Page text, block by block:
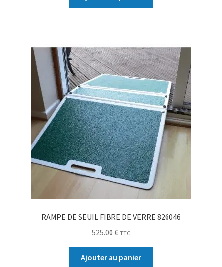
RAMPE DE SEUIL FIBRE DE VERRE 826046
525.00 € TTC
Ajouter au panier